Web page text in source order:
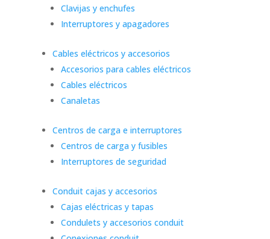
Clavijas y enchufes
Interruptores y apagadores
Cables eléctricos y accesorios
Accesorios para cables eléctricos
Cables eléctricos
Canaletas
Centros de carga e interruptores
Centros de carga y fusibles
Interruptores de seguridad
Conduit cajas y accesorios
Cajas eléctricas y tapas
Condulets y accesorios conduit